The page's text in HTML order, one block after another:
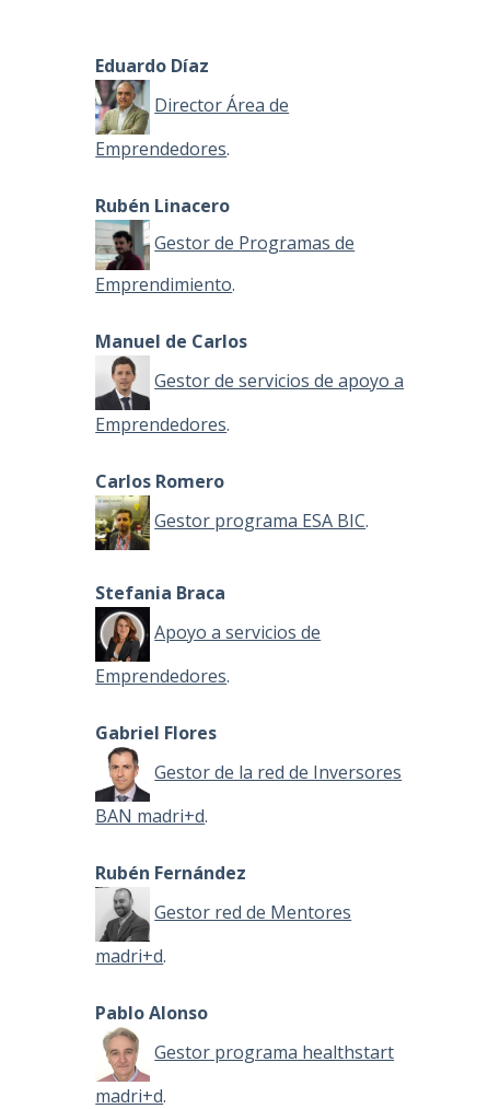
Eduardo Díaz
Director Área de
Emprendedores.
Rubén Linacero
Gestor de Programas de
Emprendimiento.
Manuel de Carlos
Gestor de servicios de apoyo a
Emprendedores.
Carlos Romero
Gestor programa ESA BIC.
Stefania Braca
Apoyo a servicios de
Emprendedores.
Gabriel Flores
Gestor de la red de Inversores
BAN madri+d.
Rubén Fernández
Gestor red de Mentores
madri+d.
Pablo Alonso
Gestor programa healthstart
madri+d.